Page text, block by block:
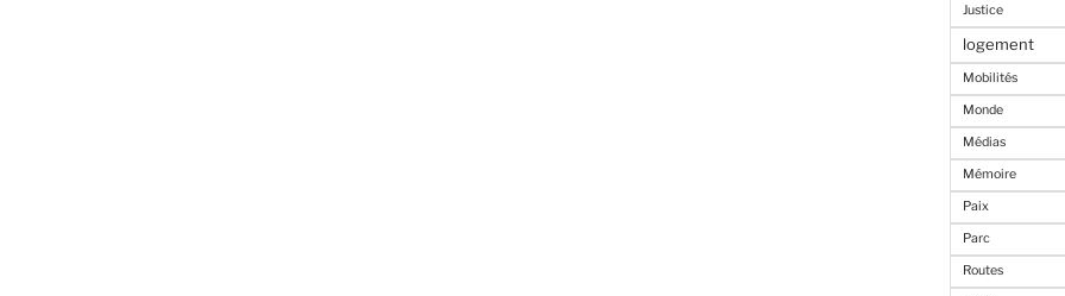
Justice
logement
Mobilités
Monde
Médias
Mémoire
Paix
Parc
Routes